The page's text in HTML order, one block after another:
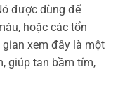
được dùng để
hoặc các tổn
xem đây là một
giúp tan bầm tím,